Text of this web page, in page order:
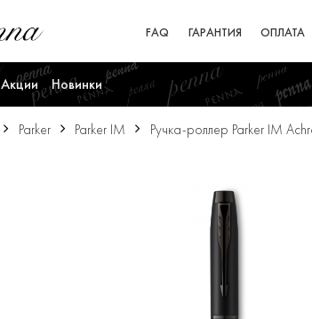
FAQ ГАРАНТИЯ ОПЛАТА
Акции Новинки
Parker Parker IM Ручка-роллер Parker IM